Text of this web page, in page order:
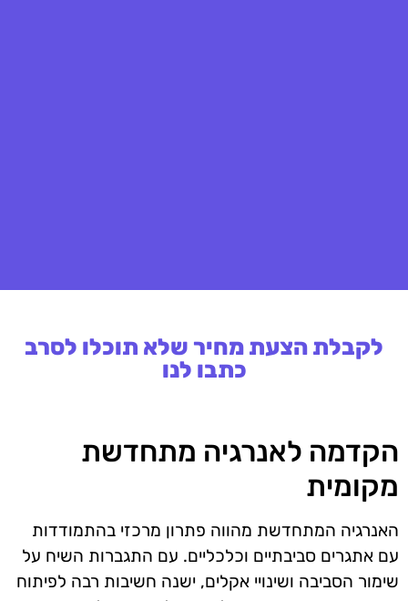
לקבלת הצעת מחיר שלא תוכלו לסרב
כתבו לנו
הקדמה לאנרגיה מתחדשת
מקומית
האנרגיה המתחדשת מהווה פתרון מרכזי בהתמודדות
עם אתגרים סביבתיים וכלכליים. עם התגברות השיח על
שימור הסביבה ושינויי אקלים, ישנה חשיבות רבה לפיתוח